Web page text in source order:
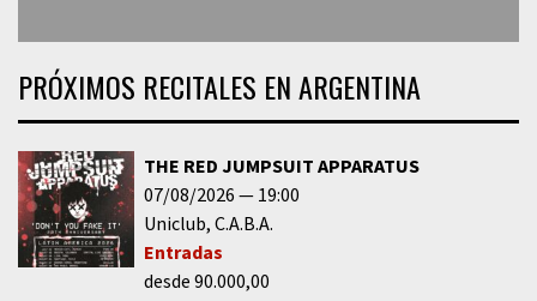
PRÓXIMOS RECITALES EN ARGENTINA
THE RED JUMPSUIT APPARATUS
07/08/2026
19:00
Uniclub C.A.B.A.
Entradas
desde 90.000,00